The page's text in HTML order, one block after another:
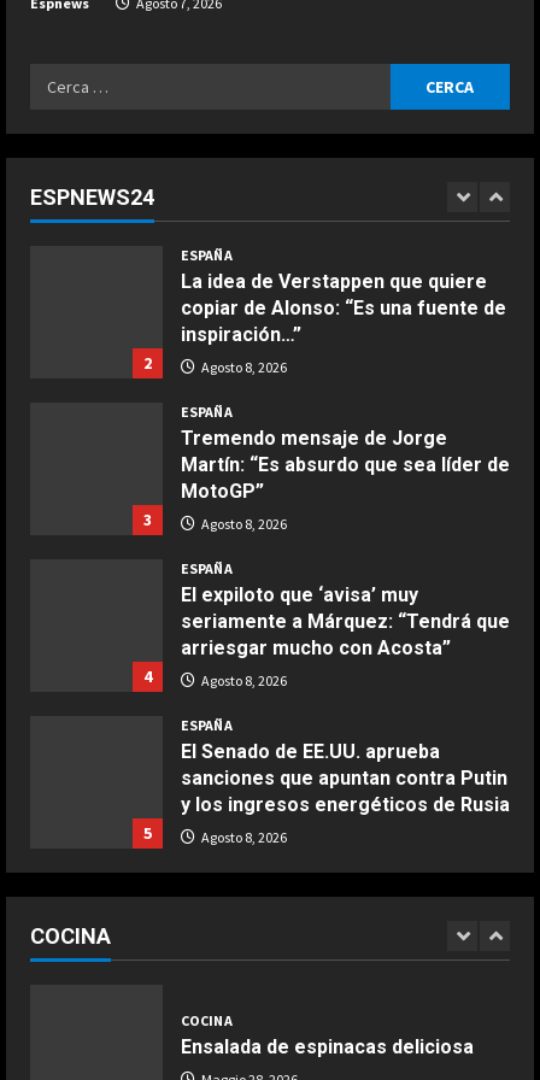
Ricerca
ESPNEWS24
1
2
ESPAÑA
La idea de Verstappen que quiere
copiar de Alonso: “Es una fuente de
inspiración…”
Agosto 8, 2026
3
ESPAÑA
Tremendo mensaje de Jorge
Martín: “Es absurdo que sea líder de
MotoGP”
Agosto 8, 2026
4
ESPAÑA
El expiloto que ‘avisa’ muy
seriamente a Márquez: “Tendrá que
arriesgar mucho con Acosta”
Agosto 8, 2026
5
ESPAÑA
El Senado de EE.UU. aprueba
sanciones que apuntan contra Putin
y los ingresos energéticos de Rusia
Agosto 8, 2026
divertido test entre los pilotos de
Fórmula 1
ESPAÑA
COCINA
Ensalada de espinacas deliciosa
COCINA
Boquerones fritos en freidora de
aire
Aprile 24, 2026
Buñuelos de alcachofas
Aprile 5, 2026
Ternera guisada con senderuelas
COCINA
Ensalada de habas y alcachofas con
langostinos
COCINA
Ensalada de espinacas deliciosa
DEPORTES
Muñoz ya enamora en Liverpool
Agosto 8, 2026